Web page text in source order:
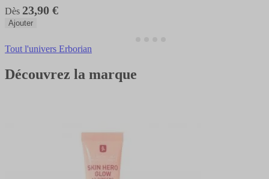
Dès 23,90 €
Ajouter
Tout l'univers Erborian
Découvrez la marque